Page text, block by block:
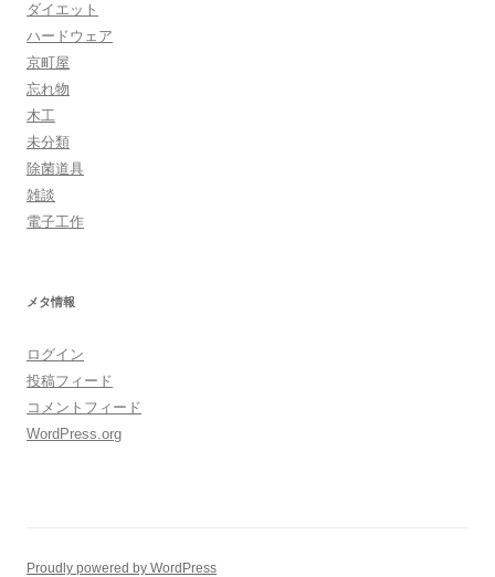
ダイエット
ハードウェア
京町屋
忘れ物
木工
未分類
除菌道具
雑談
電子工作
メタ情報
ログイン
投稿フィード
コメントフィード
WordPress.org
Proudly powered by WordPress